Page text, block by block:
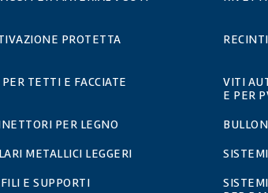
PROTETTA
TETTI E FACCIATE
VITI
E PER
PER LEGNO
METALLICI LEGGERI
E SUPPORTI